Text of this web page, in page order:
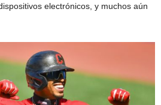
electrónicos, y muchos aún